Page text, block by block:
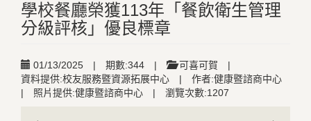
學校餐廳榮獲113年「餐飲衛生管理
分級評核」優良標章
01/13/2025 | 期數:344 | 可喜可賀
|
資料提供:校友服務暨資源拓展中心
|
作者:健康暨諮商中心
|
照片提供:健康暨諮商中心 | 瀏覽次數:1207